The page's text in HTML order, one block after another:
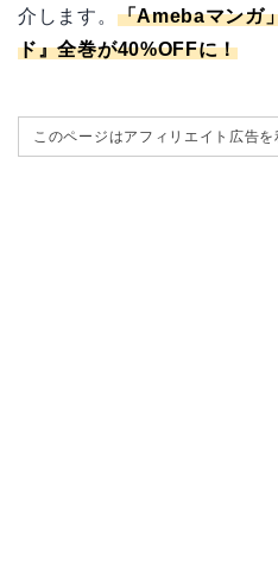
介します。 「Amebaマンガ
ド』全巻が40%OFFに！
このページはアフィリエイト広告を